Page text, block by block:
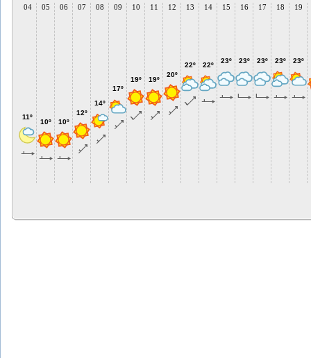
04
11º
05
10º
06
10º
07
12º
08
14º
09
17º
10
19º
11
19º
12
20º
13
22º
14
22º
15
23º
16
23º
17
23º
18
23º
19
23º